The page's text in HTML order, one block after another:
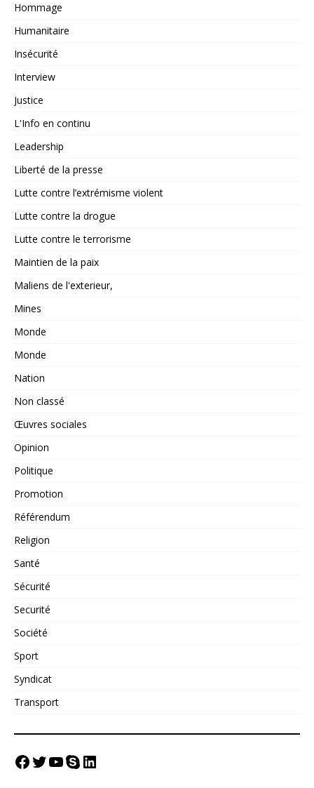
Hommage
Humanitaire
Insécurité
Interview
Justice
L'Info en continu
Leadership
Liberté de la presse
Lutte contre l’extrémisme violent
Lutte contre la drogue
Lutte contre le terrorisme
Maintien de la paix
Maliens de l'exterieur,
Mines
Monde
Monde
Nation
Non classé
Œuvres sociales
Opinion
Politique
Promotion
Référendum
Religion
Santé
Sécurité
Securité
Société
Sport
Syndicat
Transport